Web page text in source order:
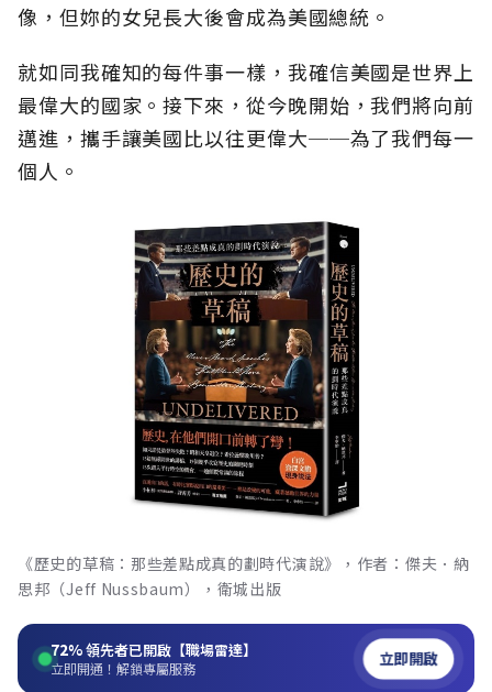
像，但妳的女兒長大後會成為美國總統。
就如同我確知的每件事一樣，我確信美國是世界上
最偉大的國家。接下來，從今晚開始，我們將向前
邁進，攜手讓美國比以往更偉大──為了我們每一
個人。
《歷史的草稿：那些差點成真的劃時代演說》，作者：傑夫．納
思邦（Jeff Nussbaum），衛城出版
72%領先者已開啟【職場雷達】
立即開通！解鎖專屬服務 立即開啟